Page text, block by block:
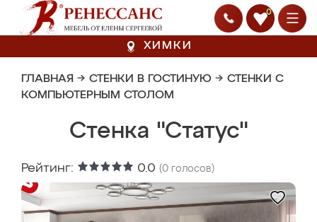
0
ХИМКИ
ГЛАВНАЯ → СТЕНКИ В ГОСТИНУЮ → СТЕНКИ С
КОМПЬЮТЕРНЫМ СТОЛОМ
Стенка "Статус"
Рейтинг: 0.0 (0 голосов)